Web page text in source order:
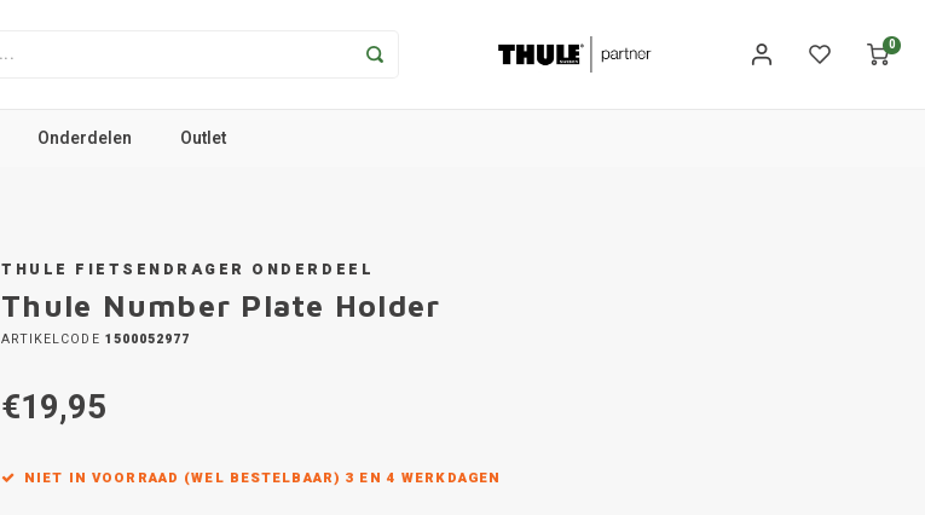
0
Onderdelen Outlet
THULE FIETSENDRAGER ONDERDEEL
Thule Number Plate Holder
ARTIKELCODE 1500052977
€19,95
NIET IN VOORRAAD (WEL BESTELBAAR) 3 EN 4 WERKDAGEN